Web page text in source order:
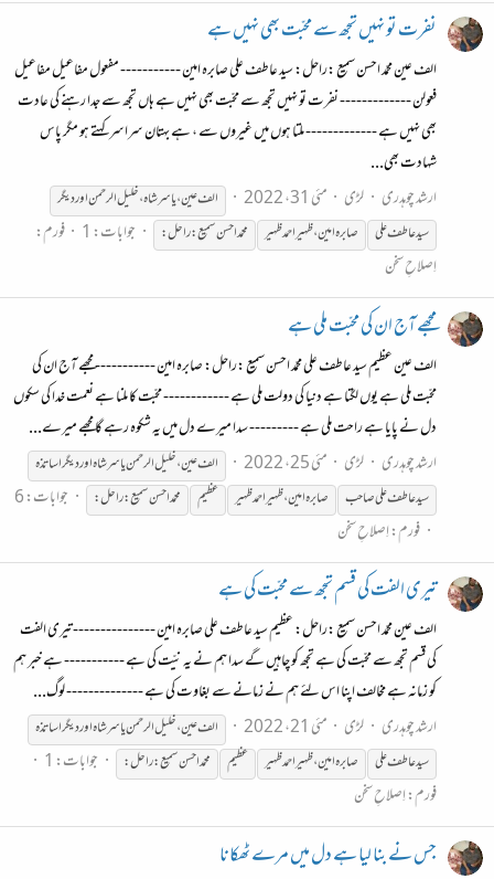
نفرت تو نہیں تجھ سے محبّت بھی نہیں ہے
الف عین محمّد احسن سمیع :راحل: سید عاطف علی صابرہ امین ----------- مفعول مفاعیل مفاعیل
فعولن ------------- نفرت تو نہیں تجھ سے محبّت بھی نہیں ہے ہاں تجھ سے جدا رہنے کی عادت
بھی نہیں ہے ------------- ملتا ہوں میں غیروں سے ، ہے بہتان سراسر کہتے ہو مگر پاس
شہادت بھی...
ارشد چوہدری
لڑی مئی 31، 2022
الف عین ، یاسر شاہ ،خلیل الرحمن اور دیگر
سید عاطف علی
صابرہامین،ظہیراحمدظہیر محمّد احسن سمیع :راحل: جوابات: 1
فورم:
اِصلاحِ سخن
مجھے آج ان کی محبّت ملی ہے
الف عین عظیم سید عاطف علی محمّد احسن سمیع :راحل: صابرہ امین ----------- مجھے آج ان کی
محبّت ملی ہے یوں لگتا ہے دنیا کی دولت ملی ہے ------------ محبّت کا ملنا ہے نعمت خدا کی سکوں
دل نے پایا ہے راحت ملی ہے --------- سدا میرے دل میں یہ شکوہ رہے گا مجھے میرے...
ارشد چوہدری
لڑی مئی 25، 2022
الف عین ،خلیل الر حمن یاسر شاہ اور دیگر اساتذہ
سید عاطف علی صاحب
صابرہامین،ظہیراحمدظہیر عظیم محمّد احسن سمیع :راحل:
جوابات: 6
فورم:اِصلاحِ سخن
تیری الفت کی قسم تجھ سے محبّت کی ہے
الف عین محمّد احسن سمیع :راحل: عظیم سید عاطف علی صابرہ امین --------------- تیری الفت
کی قسم تجھ سے محبّت کی ہے تجھ کو چاہیں گے سدا ہم نے یہ نیّت کی ہے ----------- ہے خبر ہم
کو زمانہ ہے مخالف اپنا اس لئے ہم نے زمانے سے بغاوت کی ہے -------------- لوگ...
ارشد چوہدری
لڑی مئی 21، 2022
الف عین ،خلیل الر حمن یاسر شاہ اور دیگر اساتذہ
سید عاطف علی
صابرہامین،ظہیراحمدظہیر عظیم محمّد احسن سمیع :راحل:
جوابات: 1
فورم:اِصلاحِ سخن
جس نے بنا لیا ہے دل میں مرے ٹھکانا